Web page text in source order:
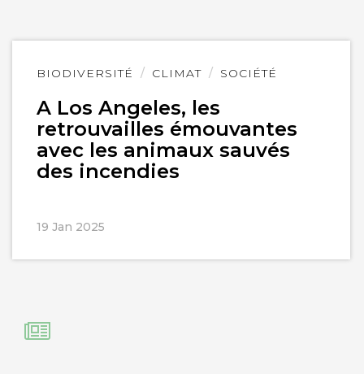
BIODIVERSITÉ CLIMAT SOCIÉTÉ
A Los Angeles, les
retrouvailles émouvantes
avec les animaux sauvés
des incendies
19 Jan 2025
Lire